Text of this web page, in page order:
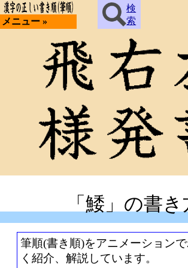
メニュー »
検
索
「鯘」の書き
筆順(書き順)をアニメーション
く紹介、解説しています。